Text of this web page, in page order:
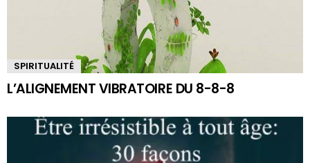
SPIRITUALITÉ
L’ALIGNEMENT VIBRATOIRE DU 8-8-8